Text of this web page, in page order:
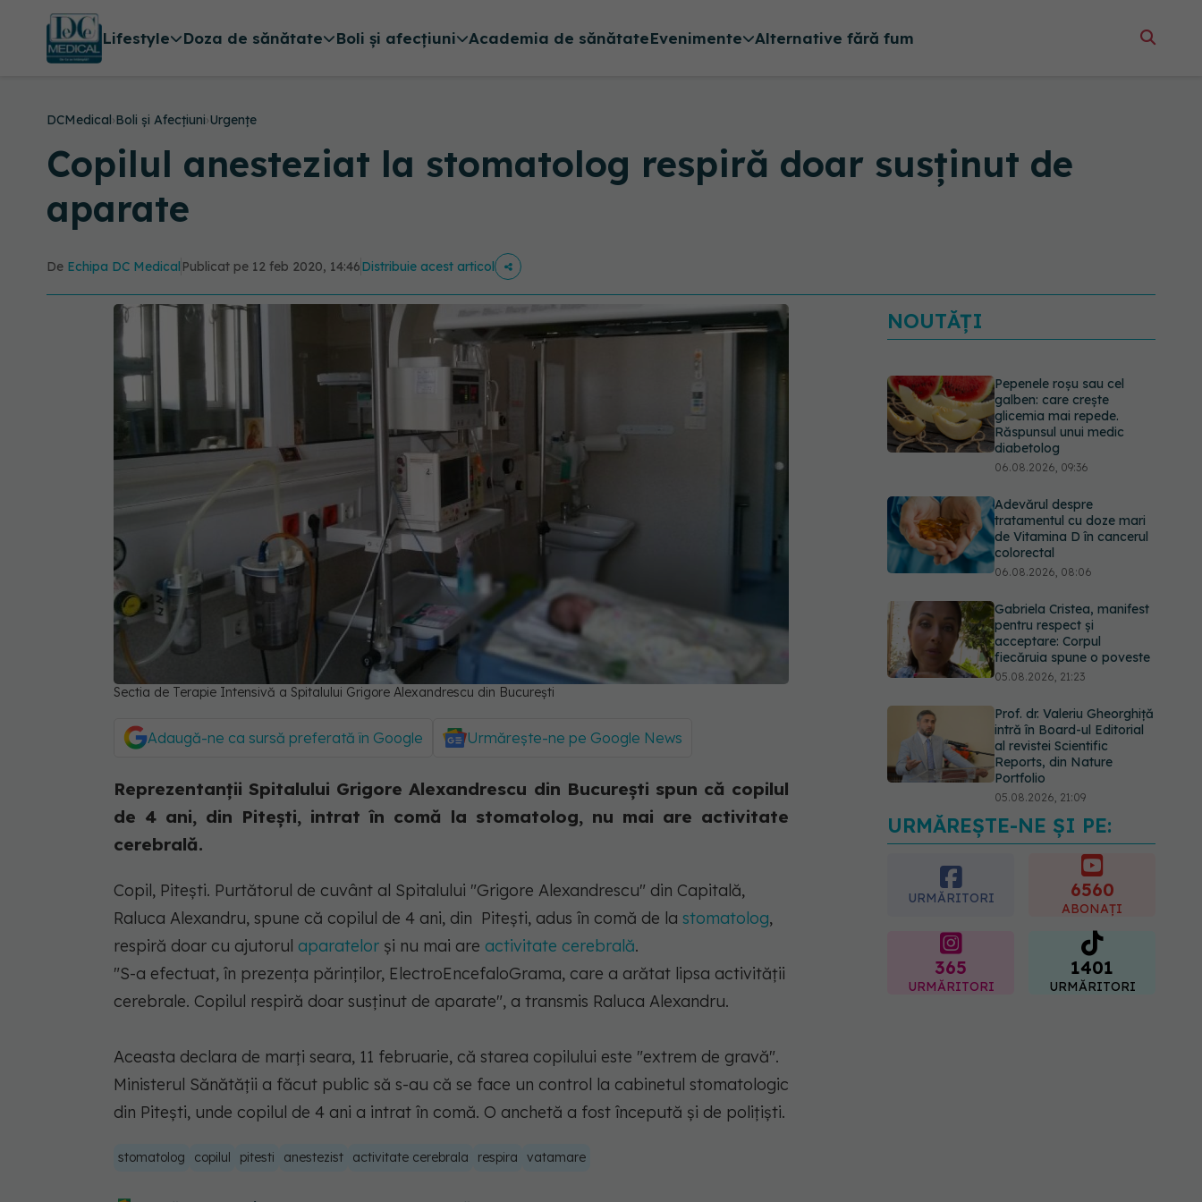
Lifestyle Doza de sănătate Boli și afecțiuni Academia de sănătateEvenimente Alternative fără fum
DCMedical›Boli și Afecțiuni›Urgențe
Copilul anesteziat la stomatolog respiră doar susținut de
aparate
De Echipa DC Medical Publicat pe 12 feb 2020, 14:46Distribuie acest articol
Sectia de Terapie Intensivă a Spitalului Grigore Alexandrescu din București
Adaugă-ne ca sursă preferată în Google Urmărește-ne pe Google News
Reprezentanții Spitalului Grigore Alexandrescu din București spun că copilul
de 4 ani, din Pitești, intrat în comă la stomatolog, nu mai are activitate
cerebrală.
Copil, Pitești. Purtătorul de cuvânt al Spitalului "Grigore Alexandrescu" din Capitală,
Raluca Alexandru, spune că copilul de 4 ani, din Pitești, adus în comă de la stomatolog,
respiră doar cu ajutorul aparatelor și nu mai are activitate cerebrală.
"S-a efectuat, în prezenţa părinţilor, ElectroEncefaloGrama, care a arătat lipsa activităţii
cerebrale. Copilul respiră doar susţinut de aparate", a transmis Raluca Alexandru.
Aceasta declara de marți seara, 11 februarie, că starea copilului este "extrem de gravă".
Ministerul Sănătăţii a făcut public să s-au că se face un control la cabinetul stomatologic
din Piteşti, unde copilul de 4 ani a intrat în comă. O anchetă a fost începută și de polițiști.
stomatolog copilul pitesti anestezist activitate cerebrala respira vatamare
NOUTĂȚI
Pepenele roșu sau cel
galben: care crește
glicemia mai repede.
Răspunsul unui medic
diabetolog
06.08.2026, 09:36
Adevărul despre
tratamentul cu doze mari
de Vitamina D în cancerul
colorectal
06.08.2026, 08:06
Gabriela Cristea, manifest
pentru respect și
acceptare: Corpul
fiecăruia spune o poveste
05.08.2026, 21:23
Prof. dr. Valeriu Gheorghiță
intră în Board-ul Editorial
al revistei Scientific
Reports, din Nature
Portfolio
05.08.2026, 21:09
EXCLUSIV Tratamentul
modern al cancerelor
ginecologice. Dr. Sorin
Bogdan (SANADOR), la
DC Medical și DC News
URMĂREȘTE-NE ȘI PE:
URMĂRITORI 6560
ABONAȚI
365
URMĂRITORI
1401
URMĂRITORI